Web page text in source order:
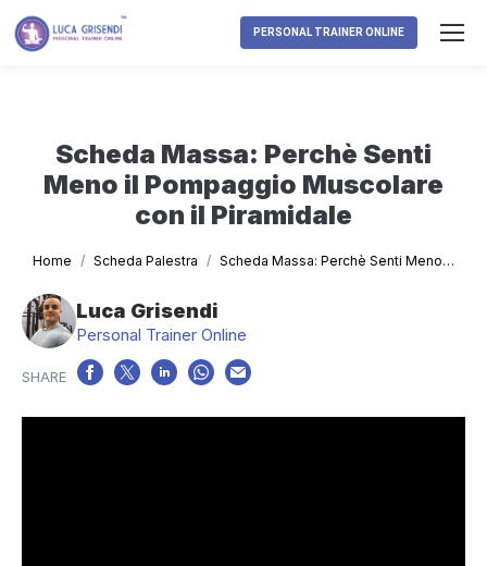
PERSONAL TRAINER ONLINE
Scheda Massa: Perchè Senti
Meno il Pompaggio Muscolare
con il Piramidale
Tu sei qui:
Home Scheda Palestra Scheda Massa: Perchè Senti Meno…
Luca Grisendi
Personal Trainer Online